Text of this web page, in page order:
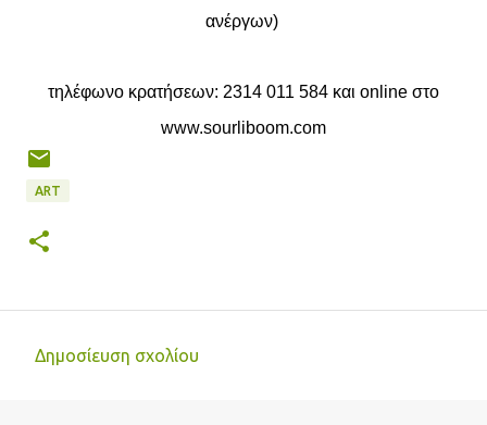
ανέργων)
τηλέφωνο κρατήσεων: 2314 011 584 και online στο
www.sourliboom.com
ART
Δημοσίευση σχολίου